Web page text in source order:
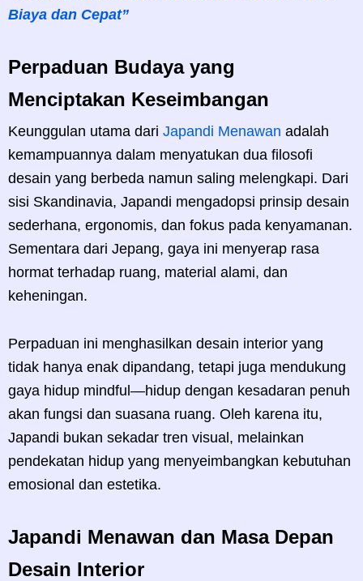
Biaya dan Cepat”
Perpaduan Budaya yang
Menciptakan Keseimbangan
Keunggulan utama dari Japandi Menawan adalah
kemampuannya dalam menyatukan dua filosofi
desain yang berbeda namun saling melengkapi. Dari
sisi Skandinavia, Japandi mengadopsi prinsip desain
sederhana, ergonomis, dan fokus pada kenyamanan.
Sementara dari Jepang, gaya ini menyerap rasa
hormat terhadap ruang, material alami, dan
keheningan.
Perpaduan ini menghasilkan desain interior yang
tidak hanya enak dipandang, tetapi juga mendukung
gaya hidup mindful—hidup dengan kesadaran penuh
akan fungsi dan suasana ruang. Oleh karena itu,
Japandi bukan sekadar tren visual, melainkan
pendekatan hidup yang menyeimbangkan kebutuhan
emosional dan estetika.
Japandi Menawan dan Masa Depan
Desain Interior